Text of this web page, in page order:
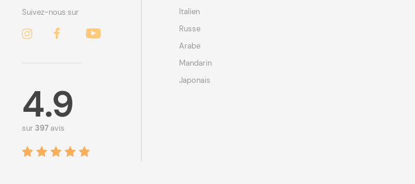
Suivez-nous sur
4.9
sur397 avis
Italien
Russe
Arabe
Mandarin
Japonais